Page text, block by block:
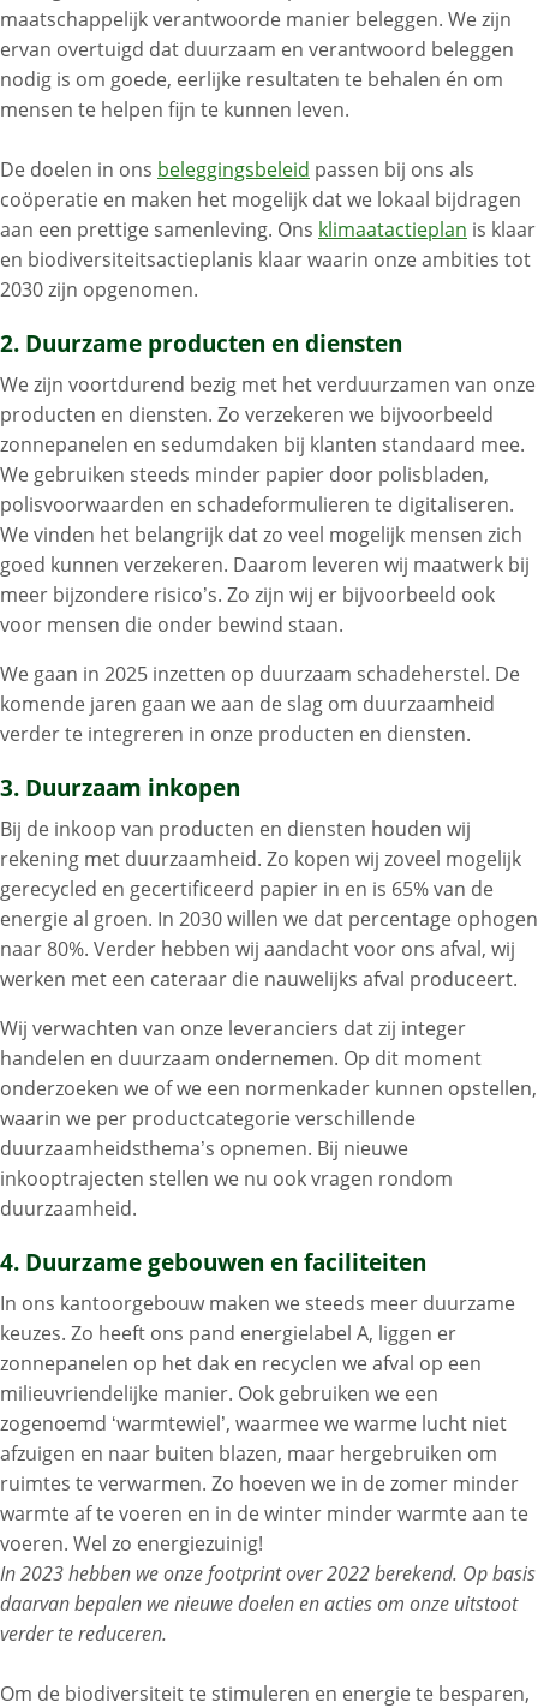
maatschappelijk verantwoorde manier beleggen. We zijn
ervan overtuigd dat duurzaam en verantwoord beleggen
nodig is om goede, eerlijke resultaten te behalen én om
mensen te helpen fijn te kunnen leven.
De doelen in ons beleggingsbeleid passen bij ons als
coöperatie en maken het mogelijk dat we lokaal bijdragen
aan een prettige samenleving. Ons klimaatactieplan is klaar
en biodiversiteitsactieplanis klaar waarin onze ambities tot
2030 zijn opgenomen.
2. Duurzame producten en diensten
We zijn voortdurend bezig met het verduurzamen van onze
producten en diensten. Zo verzekeren we bijvoorbeeld
zonnepanelen en sedumdaken bij klanten standaard mee.
We gebruiken steeds minder papier door polisbladen,
polisvoorwaarden en schadeformulieren te digitaliseren.
We vinden het belangrijk dat zo veel mogelijk mensen zich
goed kunnen verzekeren. Daarom leveren wij maatwerk bij
meer bijzondere risico’s. Zo zijn wij er bijvoorbeeld ook
voor mensen die onder bewind staan.
We gaan in 2025 inzetten op duurzaam schadeherstel. De
komende jaren gaan we aan de slag om duurzaamheid
verder te integreren in onze producten en diensten.
3. Duurzaam inkopen
Bij de inkoop van producten en diensten houden wij
rekening met duurzaamheid. Zo kopen wij zoveel mogelijk
gerecycled en gecertificeerd papier in en is 65% van de
energie al groen. In 2030 willen we dat percentage ophogen
naar 80%. Verder hebben wij aandacht voor ons afval, wij
werken met een cateraar die nauwelijks afval produceert.
Wij verwachten van onze leveranciers dat zij integer
handelen en duurzaam ondernemen. Op dit moment
onderzoeken we of we een normenkader kunnen opstellen,
waarin we per productcategorie verschillende
duurzaamheidsthema’s opnemen. Bij nieuwe
inkooptrajecten stellen we nu ook vragen rondom
duurzaamheid.
4. Duurzame gebouwen en faciliteiten
In ons kantoorgebouw maken we steeds meer duurzame
keuzes. Zo heeft ons pand energielabel A, liggen er
zonnepanelen op het dak en recyclen we afval op een
milieuvriendelijke manier. Ook gebruiken we een
zogenoemd ‘warmtewiel’, waarmee we warme lucht niet
afzuigen en naar buiten blazen, maar hergebruiken om
ruimtes te verwarmen. Zo hoeven we in de zomer minder
warmte af te voeren en in de winter minder warmte aan te
voeren. Wel zo energiezuinig!
In 2023 hebben we onze footprint over 2022 berekend. Op basis
daarvan bepalen we nieuwe doelen en acties om onze uitstoot
verder te reduceren.
Om de biodiversiteit te stimuleren en energie te besparen,